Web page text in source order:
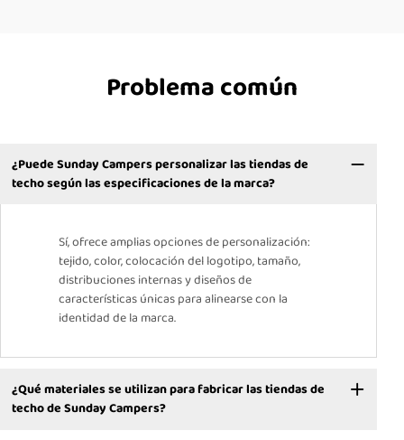
Problema común
¿Puede Sunday Campers personalizar las tiendas de
techo según las especificaciones de la marca?
Sí, ofrece amplias opciones de personalización:
tejido, color, colocación del logotipo, tamaño,
distribuciones internas y diseños de
características únicas para alinearse con la
identidad de la marca.
¿Qué materiales se utilizan para fabricar las tiendas de
techo de Sunday Campers?